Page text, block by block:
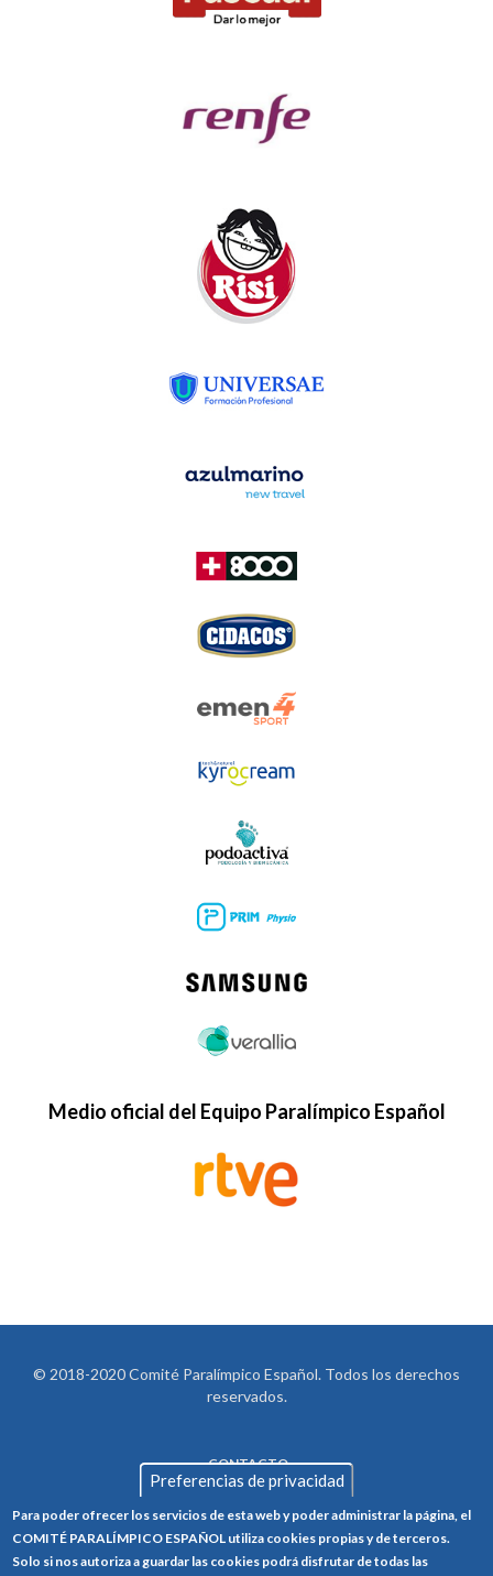
Medio oficial del Equipo Paralímpico Español
© 2018-2020 Comité Paralímpico Español. Todos los derechos
reservados.
FOOTER
CONTACTO
POLÍTICA DE PRIVACIDAD
POLÍTICA DE COOKIES
Preferencias de privacidad
Para poder ofrecer los servicios de esta web y poder administrar la página, el
COMITÉ PARALÍMPICO ESPAÑOL utiliza cookies propias y de terceros.
Solo si nos autoriza a guardar las cookies podrá disfrutar de todas las